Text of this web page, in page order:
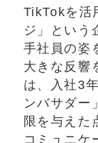
TikTokを活
ジ」という
手社員の姿
大きな反響
は、入社3
ンバサダー
限を与えた
コミュニケ